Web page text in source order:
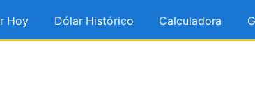
Hoy Dólar Histórico Calculadora